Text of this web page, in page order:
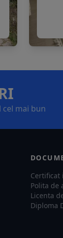
mai bun
Polita de
Licenta
Diploma